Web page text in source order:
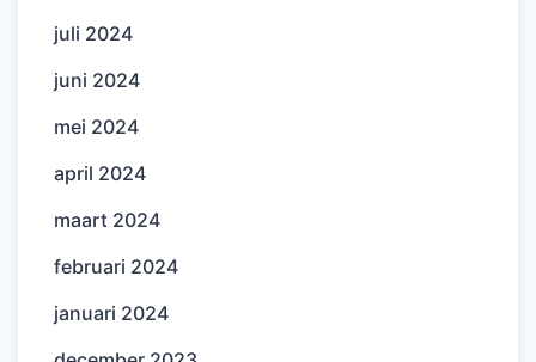
juli 2024
juni 2024
mei 2024
april 2024
maart 2024
februari 2024
januari 2024